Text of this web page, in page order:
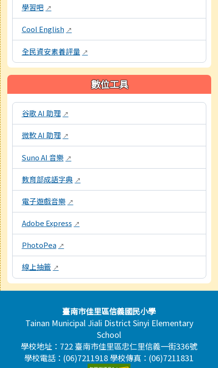
學習吧 ↗
Cool English ↗
全民資安素養評量 ↗
數位工具
本區域包含教學工具資源連結，點擊後皆會另開視窗。
谷歌 AI 助理 ↗
微軟 AI 助理 ↗
Suno AI 音樂 ↗
教育部成語字典 ↗
電子遊戲音樂 ↗
Adobe Express ↗
PhotoPea ↗
線上抽籤 ↗
頁尾區域內容臺南市佳里區信義國民小學
Tainan Municipal Jiali District Sinyi Elementary
School
學校地址：722 臺南市佳里區忠仁里信義一街336號
學校電話：(06)7211918 學校傳真：(06)7211831